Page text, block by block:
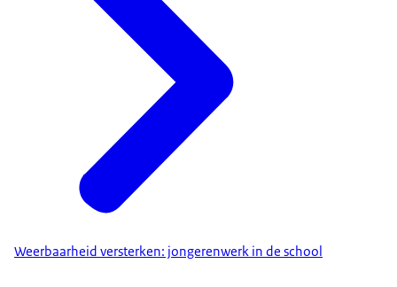
Weerbaarheid versterken: jongerenwerk in de school